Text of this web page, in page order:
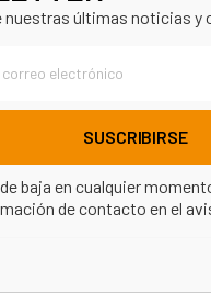
nuestras últimas noticias y
baja en cualquier
de contacto en el